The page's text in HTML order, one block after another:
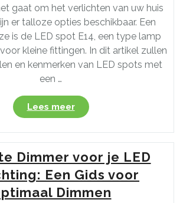
gaat om het verlichten van uw huis
er talloze opties beschikbaar. Een
is de LED spot E14, een type lamp
kleine fittingen. In dit artikel zullen
en kenmerken van LED spots met
een …
Lees meer“Ontdek
de
Voordelen
van
LED
Spot
E14:
Efficiënte
Dimmer voor je LED
Een Gids voor
Dimmen